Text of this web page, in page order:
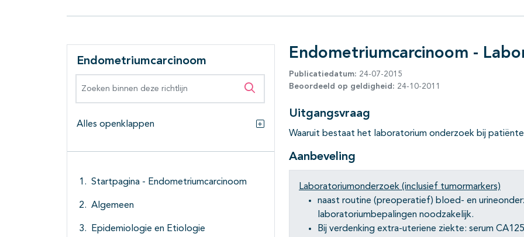
Endometriumcarcinoom
Zoeken binnen deze richtlijn
Alles openklappen
Alles openklappen
Startpagina - Endometriumcarcinoom
Algemeen
Epidemiologie en Etiologie
Endometriumcarcinoom -
Publicatiedatum: 24-07-2015
Beoordeeld op geldigheid: 24-10-2011
Uitgangsvraag
Waaruit bestaat het laboratorium onderzoek bij
Aanbeveling
Laboratoriumonderzoek (inclusief tumormarkers)
naast routine (preoperatief) bloed- en
laboratoriumbepalingen noodzakelijk.
Bij verdenking extra-uteriene ziekte: serum